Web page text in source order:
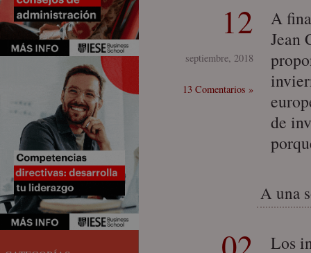
12
septiembre, 2018
13 Comentarios »
A
Jean
de
A una
Los